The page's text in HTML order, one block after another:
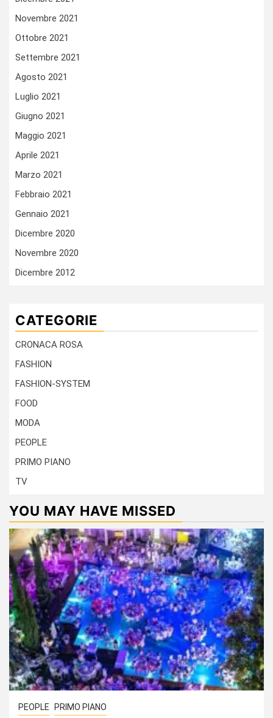
Novembre 2021
Ottobre 2021
Settembre 2021
Agosto 2021
Luglio 2021
Giugno 2021
Maggio 2021
Aprile 2021
Marzo 2021
Febbraio 2021
Gennaio 2021
Dicembre 2020
Novembre 2020
Dicembre 2012
CATEGORIE
CRONACA ROSA
FASHION
FASHION-SYSTEM
FOOD
MODA
PEOPLE
PRIMO PIANO
TV
YOU MAY HAVE MISSED
PEOPLE PRIMO PIANO